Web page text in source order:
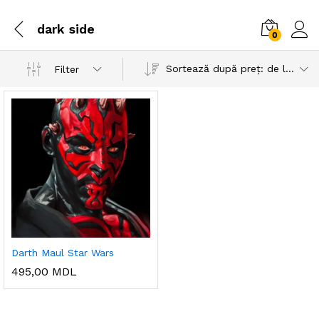
dark side 0
Filter Sortează după preț: de la mic la mare
Darth Maul Star Wars
495,00 MDL